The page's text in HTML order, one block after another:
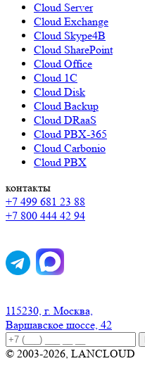
Cloud Server
Cloud Exchange
Cloud Skype4B
Cloud SharePoint
Cloud Office
Cloud 1C
Cloud Disk
Cloud Backup
Cloud DRaaS
Cloud PBX-365
Cloud Carbonio
Cloud PBX
контакты
+7 499 681 23 88
+7 800 444 42 94
115230, г. Москва,
Варшавское шоссе, 42
© 2003-2026, LANCLOUD